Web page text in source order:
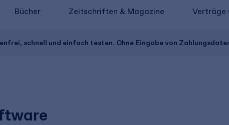
Bücher Zeitschriften & Magazine Verträge
schnell und einfach testen. Ohne Eingabe von